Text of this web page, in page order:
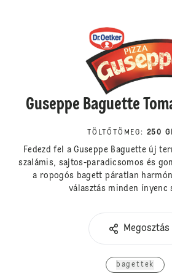
Guseppe Baguette
TÖLTŐTÖMEG : 250
Fedezd fel a Guseppe Baguette új
szalámis, sajtos-paradicsomos és
a ropogós bagett páratlan
választás minden ínyenc
Megosztás
bagettek